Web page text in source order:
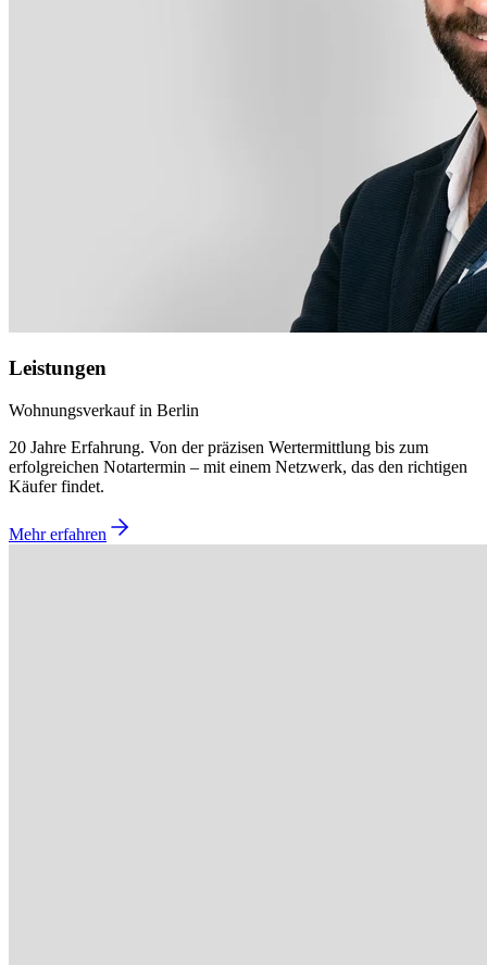
Leistungen
Wohnungsverkauf in Berlin
20 Jahre Erfahrung. Von der präzisen Wertermittlung bis zum
erfolgreichen Notartermin – mit einem Netzwerk, das den richtigen
Käufer findet.
Mehr erfahren